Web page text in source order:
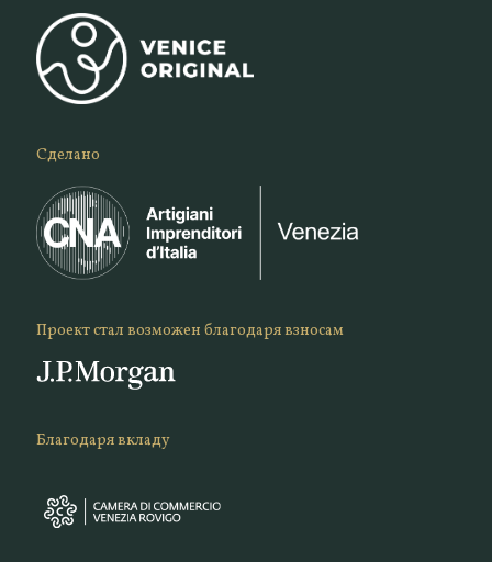
Сделано
Проект стал возможен благодаря взносам
Благодаря вкладу